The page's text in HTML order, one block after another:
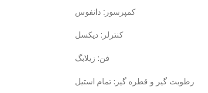
کمپرسور: دانفوس
کنترلر: دیکسل
فن: زیلابگ
رطوبت گیر و قطره گیر: تمام استیل